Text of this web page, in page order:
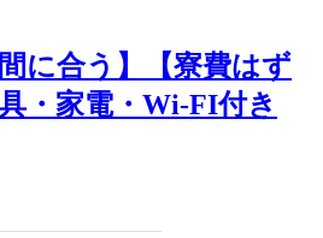
に合う】【寮費はず
・家電・Wi-FI付き